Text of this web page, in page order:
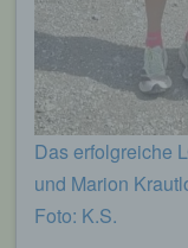
Das erfolgreiche
und Marion
Foto: K.S.